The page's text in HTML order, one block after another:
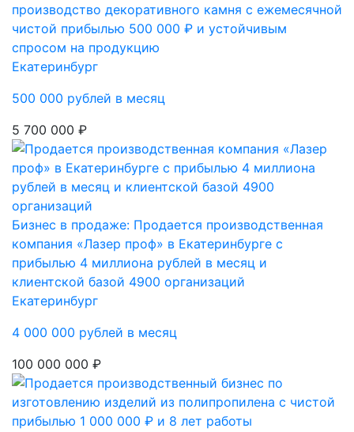
производство декоративного камня с ежемесячной
чистой прибылью 500 000 ₽ и устойчивым
спросом на продукцию
Екатеринбург
500 000 рублей в месяц
5 700 000 ₽
Бизнес в продаже: Продается производственная
компания «Лазер проф» в Екатеринбурге с
прибылью 4 миллиона рублей в месяц и
клиентской базой 4900 организаций
Екатеринбург
4 000 000 рублей в месяц
100 000 000 ₽